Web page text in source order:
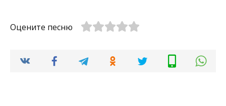
Оцените песню